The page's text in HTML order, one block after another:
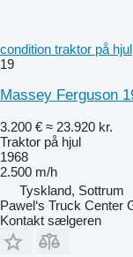
condition traktor på hjul
19
Massey Ferguson
3.200 € ≈ 23.920 kr.
Traktor på hjul
1968
2.500 m/h
Tyskland, Sottrum
Pawel‘s Truck Center
Kontakt sælgeren